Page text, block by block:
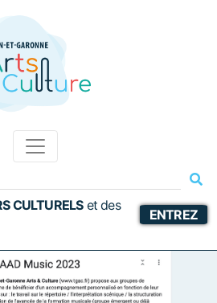
CULTURELS etdes
ENTREZ